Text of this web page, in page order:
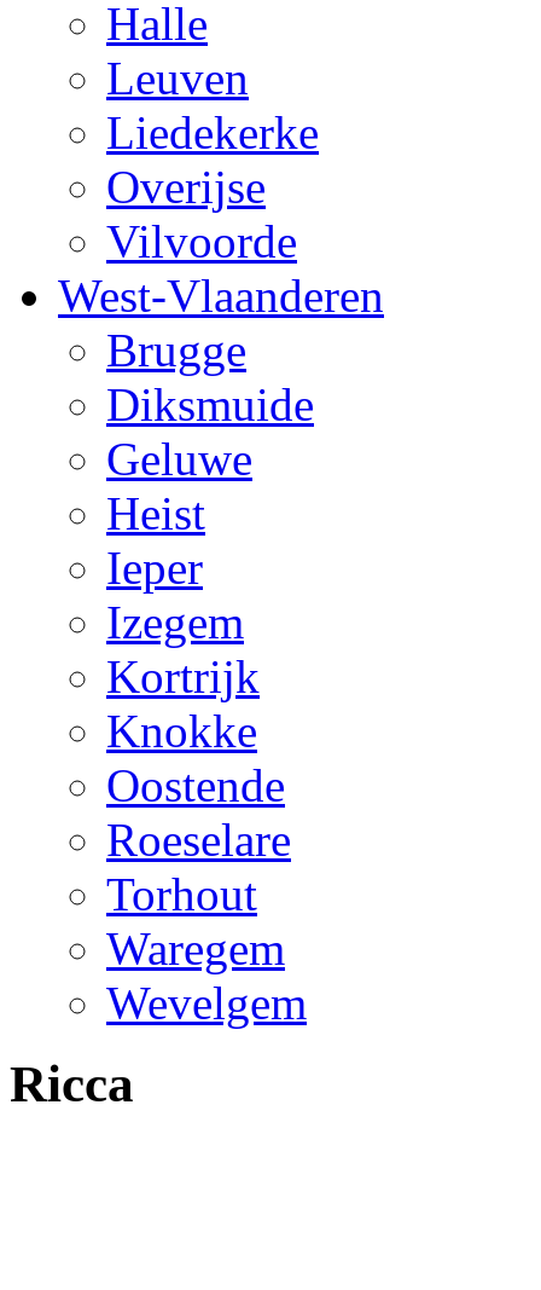
Halle
Leuven
Liedekerke
Overijse
Vilvoorde
West-Vlaanderen
Brugge
Diksmuide
Geluwe
Heist
Ieper
Izegem
Kortrijk
Knokke
Oostende
Roeselare
Torhout
Waregem
Wevelgem
Ricca